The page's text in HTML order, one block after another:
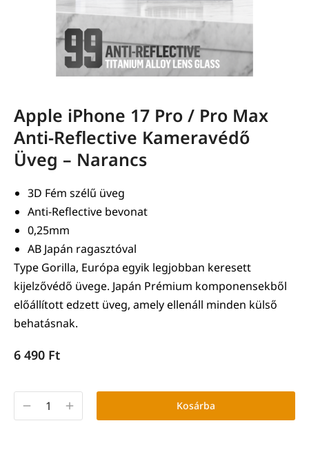
Apple iPhone 17 Pro / Pro Max
Anti-Reflective Kameravédő
Üveg – Narancs
3D Fém szélű üveg
Anti-Reflective bevonat
0,25mm
AB Japán ragasztóval
Type Gorilla, Európa egyik legjobban keresett
kijelzővédő üvege. Japán Prémium komponensekből
előállított edzett üveg, amely ellenáll minden külső
behatásnak.
6 490 Ft
Kosárba